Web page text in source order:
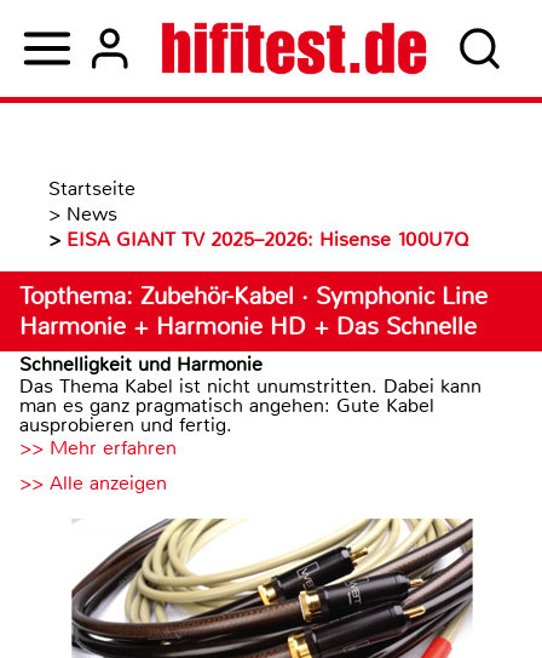
Startseite
> News
> EISA GIANT TV 2025–2026: Hisense 100U7Q
Topthema: Zubehör-Kabel · Symphonic Line
Harmonie + Harmonie HD + Das Schnelle
Schnelligkeit und Harmonie
Das Thema Kabel ist nicht unumstritten. Dabei kann
man es ganz pragmatisch angehen: Gute Kabel
ausprobieren und fertig.
>> Mehr erfahren
>> Alle anzeigen